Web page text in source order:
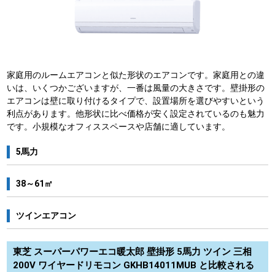
家庭用のルームエアコンと似た形状のエアコンです。家庭用との違
いは、いくつかございますが、一番は風量の大きさです。壁掛形の
エアコンは壁に取り付けるタイプで、設置場所を選びやすいという
利点があります。他形状に比べ価格が安く設定されているのも魅力
です。小規模なオフィススペースや店舗に適しています。
5馬力
38～61㎡
ツインエアコン
東芝 スーパーパワーエコ暖太郎 壁掛形 5馬力 ツイン 三相
200V ワイヤードリモコン GKHB14011MUB と比較される